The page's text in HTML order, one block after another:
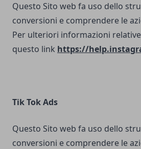
Questo Sito web fa uso dello
conversioni e comprendere le
Per ulteriori informazioni
questo link https://
Tik Tok Ads
Questo Sito web fa uso dello
conversioni e comprendere le